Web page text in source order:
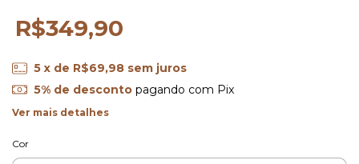
R$349,90
5 x de R$69,98 sem juros
5% de descontopagando com Pix
Ver mais detalhes
Cor